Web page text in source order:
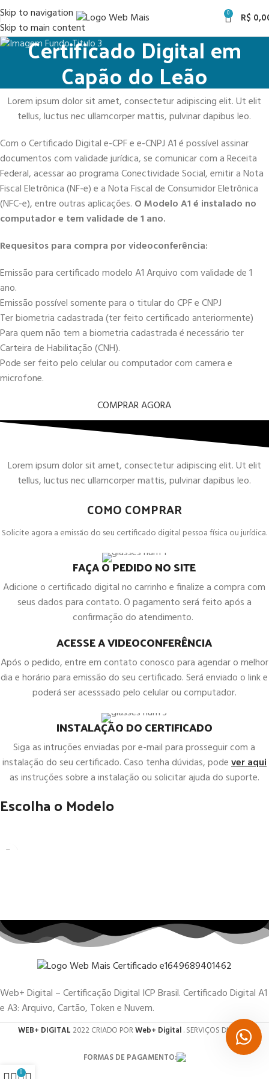
Skip to navigation
Skip to main content
0 R$
Certificado Digital em
Capão do Leão
Lorem ipsum dolor sit amet, consectetur adipiscing elit. Ut elit
tellus, luctus nec ullamcorper mattis, pulvinar dapibus leo.
Com o Certificado Digital e-CPF e e-CNPJ A1 é possível assinar
documentos com validade jurídica, se comunicar com a Receita
Federal, acessar ao programa Conectividade Social, emitir a Nota
Fiscal Eletrônica (NF-e) e a Nota Fiscal de Consumidor Eletrônica
(NFC-e), entre outras aplicações. O Modelo A1 é instalado no
computador e tem validade de 1 ano.
Requesitos para compra por videoconferência:
Emissão para certificado modelo A1 Arquivo com validade de 1
ano.
Emissão possível somente para o titular do CPF e CNPJ
Ter biometria cadastrada (ter feito certificado anteriormente)
Para quem não tem a biometria cadastrada é necessário ter
Carteira de Habilitação (CNH).
Pode ser feito pelo celular ou computador com camera e
microfone.
COMPRAR AGORA
Lorem ipsum dolor sit amet, consectetur adipiscing elit. Ut elit
tellus, luctus nec ullamcorper mattis, pulvinar dapibus leo.
COMO COMPRAR
Solicite agora a emissão do seu certificado digital pessoa física ou jurídica.
FAÇA O PEDIDO NO SITE
Adicione o certificado digital no carrinho e finalize a compra com
seus dados para contato. O pagamento será feito após a
confirmação do atendimento.
ACESSE A VIDEOCONFERÊNCIA
Após o pedido, entre em contato conosco para agendar o melhor
dia e horário para emissão do seu certificado. Será enviado o link e
poderá ser acesssado pelo celular ou computador.
INSTALAÇÃO DO CERTIFICADO
Siga as intruções enviadas por e-mail para prosseguir com a
instalação do seu certificado. Caso tenha dúvidas, podever aqui
as instruções sobre a instalação ou solicitar ajuda do suporte.
Escolha o Modelo
Web+ Digital – Certificação Digital ICP Brasil. Certificado Digital A1
e A3: Arquivo, Cartão, Token e Nuvem.
WEB+ DIGITAL 2022 CRIADO PORWeb+ Digital. SERVIÇOS DIGITAIS.
FORMAS DE PAGAMENTO:
0